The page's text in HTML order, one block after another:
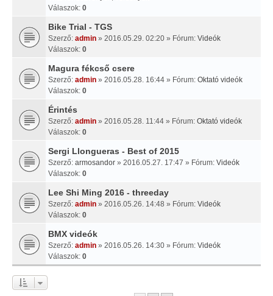
Válaszok: 0
Bike Trial - TGS
Szerző: admin » 2016.05.29. 02:20 » Fórum: Videók
Válaszok: 0
Magura fékcső csere
Szerző: admin » 2016.05.28. 16:44 » Fórum: Oktató videók
Válaszok: 0
Érintés
Szerző: admin » 2016.05.28. 11:44 » Fórum: Oktató videók
Válaszok: 0
Sergi Llongueras - Best of 2015
Szerző: armosandor » 2016.05.27. 17:47 » Fórum: Videók
Válaszok: 0
Lee Shi Ming 2016 - threeday
Szerző: admin » 2016.05.26. 14:48 » Fórum: Videók
Válaszok: 0
BMX videók
Szerző: admin » 2016.05.26. 14:30 » Fórum: Videók
Válaszok: 0